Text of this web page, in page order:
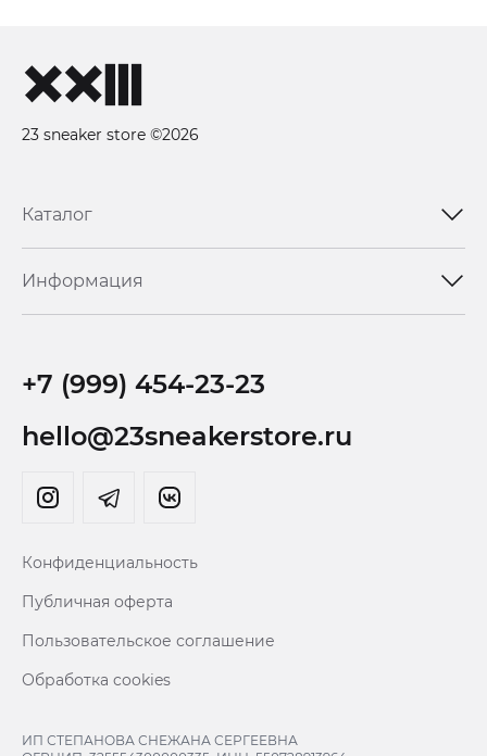
23 sneaker store ©2026
Каталог
Информация
+7 (999) 454-23-23
hello@23sneakerstore.ru
Конфиденциальность
Публичная оферта
Пользовательское соглашение
Обработка cookies
ИП СТЕПАНОВА СНЕЖАНА СЕРГЕЕВНА